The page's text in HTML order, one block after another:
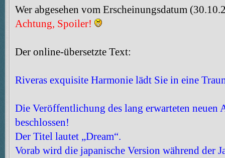
Wer abgesehen vom Erscheinungsdatum
Achtung, Spoiler!
Der online-übersetzte Text:
Riveras exquisite Harmonie lädt Sie in eine
Die Veröffentlichung des lang erwarteten neuen
beschlossen!
Der Titel lautet „Dream“.
Vorab wird die japanische Version während der